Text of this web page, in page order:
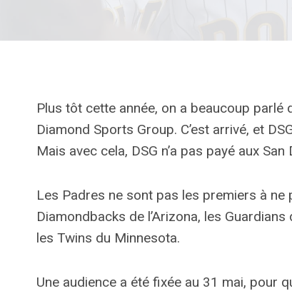
Plus tôt cette année, on a beaucoup
Diamond Sports Group. C’est arrivé, et
Mais avec cela, DSG n’a pas payé aux
Les Padres ne sont pas les premiers à
Diamondbacks de l’Arizona, les
les Twins du Minnesota.
Une audience a été fixée au 31 mai, pour